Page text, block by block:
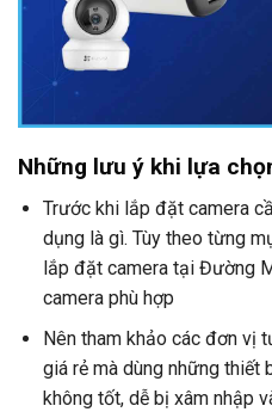
Những lưu ý khi lựa
Trước khi lắp đặt camera
dụng là gì. Tùy theo từng
lắp đặt camera tại Đường
camera phù hợp
Nên tham khảo các đơn vị
giá rẻ mà dùng những
không tốt, dễ bị xâm nhập